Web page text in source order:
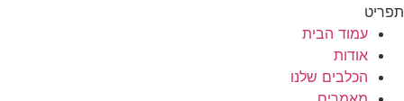
תפריט
עמוד הבית
אודות
הכלבים שלנו